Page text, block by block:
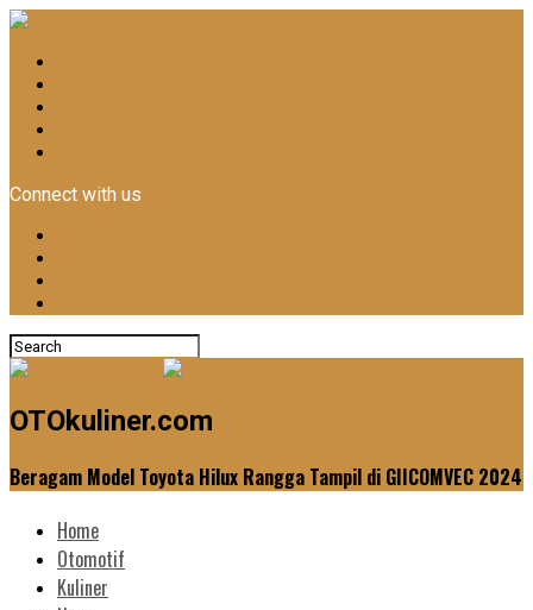
Connect with us
OTOkuliner.com
Beragam Model Toyota Hilux Rangga Tampil di GIICOMVEC 2024
Home
Otomotif
Kuliner